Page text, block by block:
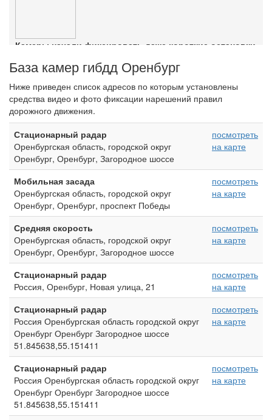
Камеры начали фиксировать даже короткие остановки
База камер гибдд Оренбург
Ниже приведен список адресов по которым установлены
средства видео и фото фиксации нарешений правил
дорожного движения.
Стационарный радар
Оренбургская область, городской округ
Оренбург, Оренбург, Загородное шоссе
посмотреть
на карте
Мобильная засада
Оренбургская область, городской округ
Оренбург, Оренбург, проспект Победы
посмотреть
на карте
Средняя скорость
Оренбургская область, городской округ
Оренбург, Оренбург, Загородное шоссе
посмотреть
на карте
Стационарный радар
Россия, Оренбург, Новая улица, 21
посмотреть
на карте
Стационарный радар
Россия Оренбургская область городской округ
Оренбург Оренбург Загородное шоссе
51.845638,55.151411
посмотреть
на карте
Стационарный радар
Россия Оренбургская область городской округ
Оренбург Оренбург Загородное шоссе
51.845638,55.151411
посмотреть
на карте